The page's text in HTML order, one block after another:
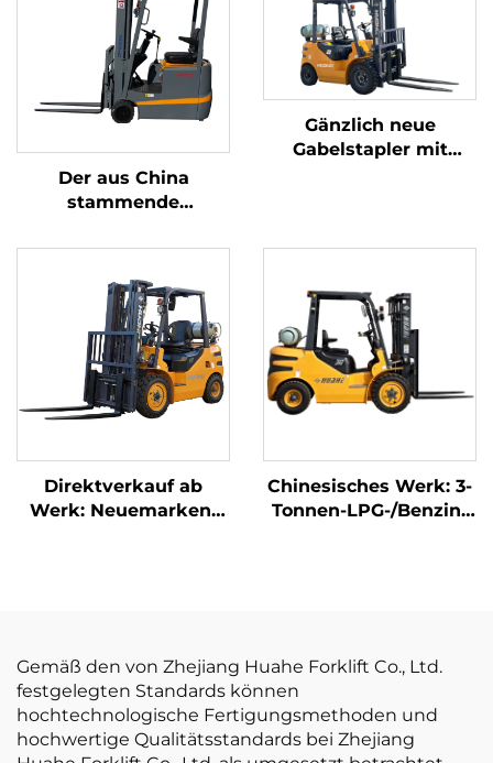
Der aus China
stammende
gewichtsoptimierte
Gabelstapler mit 1,0
Tonne Tragfähigkeit
ist preisgünstig.
Gänzlich neue
Gabelstapler mit
Tonnen, hergestellt in
erschwinglichen
Preisen
Direktverkauf ab
Werk: Neuemarken-
Chinesisches Werk: 3-
Tonnen-LPG-/Benzin-
Gemäß den von Zhejiang Huahe Forklift Co., Ltd.
festgelegten Standards können
hochtechnologische Fertigungsmethoden und
hochwertige Qualitätsstandards bei Zhejiang